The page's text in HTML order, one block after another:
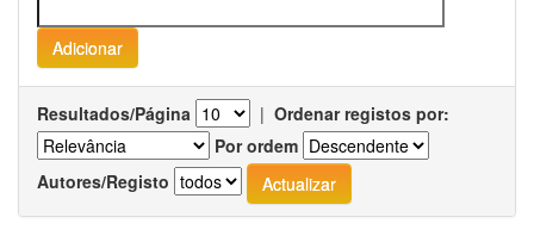
Resultados/Página | Ordenar registos por:
Por ordem
Autores/Registo